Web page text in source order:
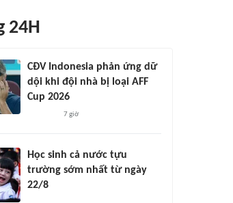
24H
CĐV Indonesia phản ứng dữ
dội khi đội nhà bị loại AFF
Cup 2026
7 giờ
Học sinh cả nước tựu
trường sớm nhất từ ngày
22/8